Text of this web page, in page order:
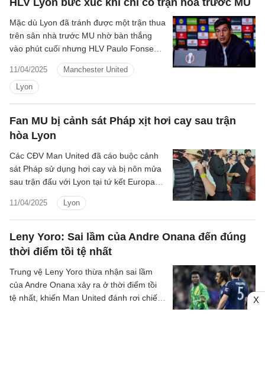
HLV Lyon bức xúc khi chỉ có trận hòa trước MU
11/04/2025
Manchester United
Lyon
Mặc dù Lyon đã tránh được một trận thua
trên sân nhà trước MU nhờ bàn thắng
vào phút cuối nhưng HLV Paulo Fonseca
vẫn chưa hài lòng với kết quả này.
Fan MU bị cảnh sát Pháp xịt hơi cay sau trận
hòa Lyon
11/04/2025 Lyon
Các CĐV Man United đã cáo buộc cảnh
sát Pháp sử dụng hơi cay và bị nôn mửa
sau trận đấu với Lyon tại tứ kết Europa
Leny Yoro: Sai lầm của Andre Onana đến đúng
thời điểm tồi tệ nhất
Trung vệ Leny Yoro thừa nhận sai lầm
của Andre Onana xảy ra ở thời điểm tồi
tệ nhất, khiến Man United đánh rơi chiến
X